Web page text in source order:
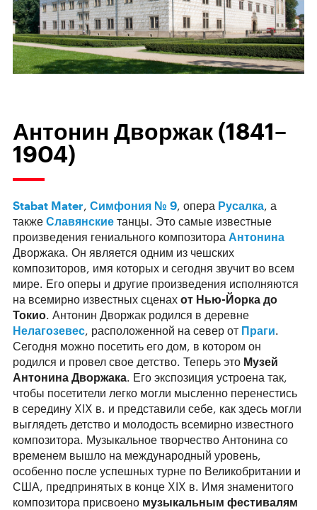
Антонин Дворжак (1841–
1904)
Stabat Mater, Симфония № 9, опера Русалка, а
также Славянские танцы. Это самые известные
произведения гениального композитора Антонина
Дворжака. Он является одним из чешских
композиторов, имя которых и сегодня звучит во всем
мире. Его оперы и другие произведения исполняются
на всемирно известных сценах от Нью-Йорка до
Токио. Антонин Дворжак родился в деревне
Нелагозевес, расположенной на север от Праги.
Сегодня можно посетить его дом, в котором он
родился и провел свое детство. Теперь это Музей
Антонина Дворжака. Его экспозиция устроена так,
чтобы посетители легко могли мысленно перенестись
в середину XIX в. и представили себе, как здесь могли
выглядеть детство и молодость всемирно известного
композитора. Музыкальное творчество Антонина со
временем вышло на международный уровень,
особенно после успешных турне по Великобритании и
США, предпринятых в конце XIX в. Имя знаменитого
композитора присвоено музыкальным фестивалям